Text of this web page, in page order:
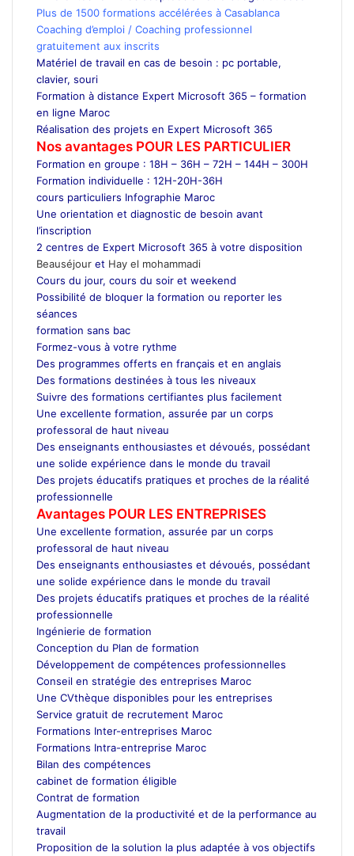
Plus de 1500 formations accélérées à Casablanca
Coaching d’emploi / Coaching professionnel
gratuitement aux inscrits
Matériel de travail en cas de besoin : pc portable,
clavier, souri
Formation à distance Expert Microsoft 365 – formation
en ligne Maroc
Réalisation des projets en Expert Microsoft 365
Nos avantages POUR LES PARTICULIER
Formation en groupe : 18H – 36H – 72H – 144H – 300H
Formation individuelle : 12H-20H-36H
cours particuliers Infographie Maroc
Une orientation et diagnostic de besoin avant
l’inscription
2 centres de Expert Microsoft 365 à votre disposition
Beauséjour et Hay el mohammadi
Cours du jour, cours du soir et weekend
Possibilité de bloquer la formation ou reporter les
séances
formation sans bac
Formez-vous à votre rythme
Des programmes offerts en français et en anglais
Des formations destinées à tous les niveaux
Suivre des formations certifiantes plus facilement
Une excellente formation, assurée par un corps
professoral de haut niveau
Des enseignants enthousiastes et dévoués, possédant
une solide expérience dans le monde du travail
Des projets éducatifs pratiques et proches de la réalité
professionnelle
Avantages POUR LES ENTREPRISES
Une excellente formation, assurée par un corps
professoral de haut niveau
Des enseignants enthousiastes et dévoués, possédant
une solide expérience dans le monde du travail
Des projets éducatifs pratiques et proches de la réalité
professionnelle
Ingénierie de formation
Conception du Plan de formation
Développement de compétences professionnelles
Conseil en stratégie des entreprises Maroc
Une CVthèque disponibles pour les entreprises
Service gratuit de recrutement Maroc
Formations Inter-entreprises Maroc
Formations Intra-entreprise Maroc
Bilan des compétences
cabinet de formation éligible
Contrat de formation
Augmentation de la productivité et de la performance au
travail
Proposition de la solution la plus adaptée à vos objectifs